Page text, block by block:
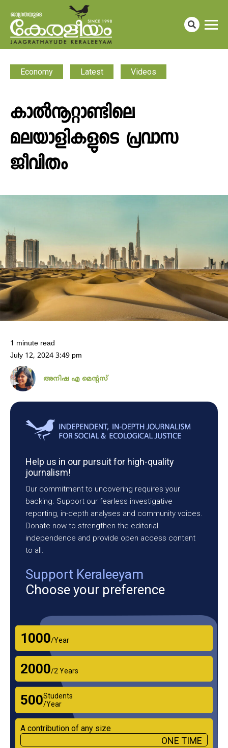
Economy Latest Videos
കാൽനൂറ്റാണ്ടിലെ
മലയാളികളുടെ പ്രവാസ
ജീവിതം
1 minute read
July 12, 2024 3:49 pm
അനിഷ എ മെന്റസ്
Help us in our pursuit for high-quality
journalism!
Our commitment to uncovering requires your
backing. Support our fearless investigative
reporting, in-depth analyses and community voices.
Donate now to strengthen the editorial
independence and provide open access content
to all.
Support Keraleeyam
Choose your preference
₹1000/Year
₹2000/2 Years
₹500Students
/Year
A contribution of any size
ONE TIME